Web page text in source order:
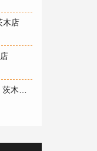
木店
店